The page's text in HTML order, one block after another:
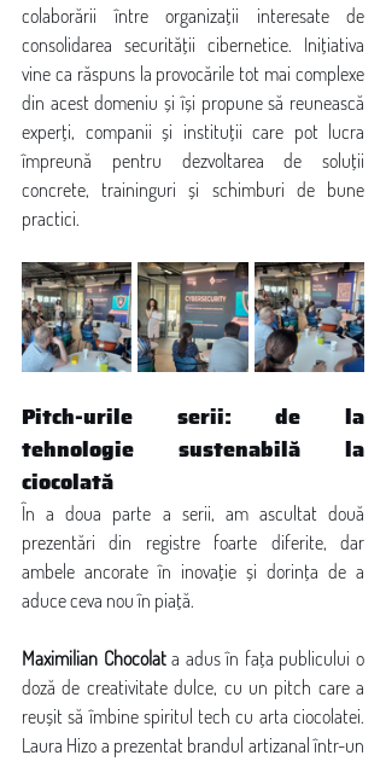
colaborării între organizații interesate de
consolidarea securității cibernetice. Inițiativa
vine ca răspuns la provocările tot mai complexe
din acest domeniu și își propune să reunească
experți, companii și instituții care pot lucra
împreună pentru dezvoltarea de soluții
concrete, traininguri și schimburi de bune
practici.
Pitch-urile serii: de la
tehnologie sustenabilă la
ciocolată
În a doua parte a serii, am ascultat două
prezentări din registre foarte diferite, dar
ambele ancorate în inovație și dorința de a
aduce ceva nou în piață.
Maximilian Chocolat a adus în fața publicului o
doză de creativitate dulce, cu un pitch care a
reușit să îmbine spiritul tech cu arta ciocolatei.
Laura Hizo a prezentat brandul artizanal într-un